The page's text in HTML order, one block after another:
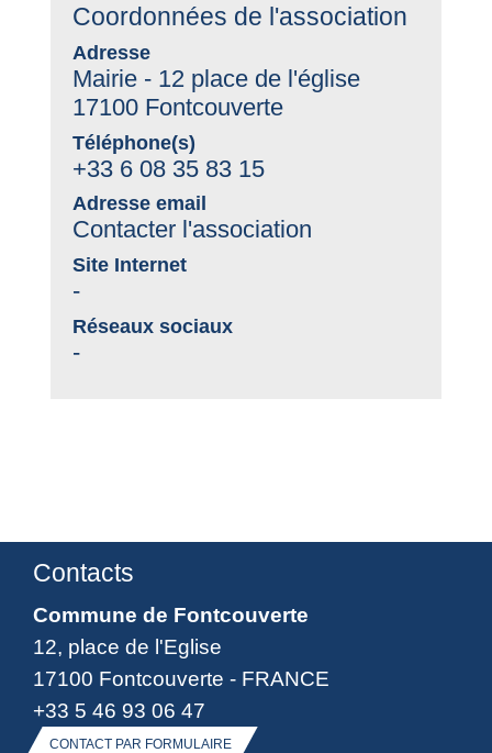
Coordonnées de l'association
Adresse
Mairie - 12 place de l'église
17100 Fontcouverte
Téléphone(s)
+33 6 08 35 83 15
Adresse email
Contacter l'association
Site Internet
-
Réseaux sociaux
-
Contacts
Commune de Fontcouverte
12, place de l'Eglise
17100 Fontcouverte - FRANCE
+33 5 46 93 06 47
CONTACT PAR FORMULAIRE